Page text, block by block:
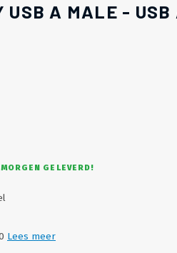
USB A MALE -
GELEVERD!
Lees meer